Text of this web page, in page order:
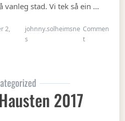
vanleg stad. Vi tek så ein …
2,
johnny.solheimsne
s
Commen
ton Julebord
2017